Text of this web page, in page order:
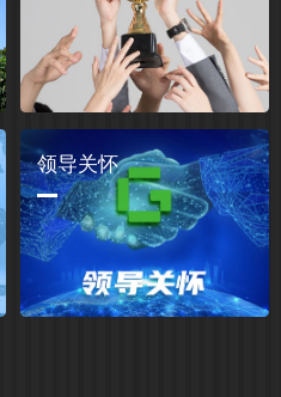
领导关怀